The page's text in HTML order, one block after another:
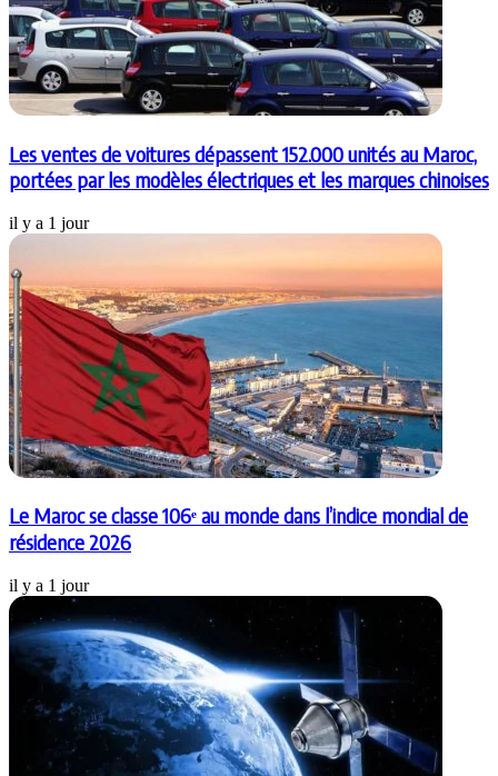
Les ventes de voitures dépassent 152.000 unités au Maroc,
portées par les modèles électriques et les marques chinoises
il y a 1 jour
Le Maroc se classe 106ᵉ au monde dans l’indice mondial de
résidence 2026
il y a 1 jour